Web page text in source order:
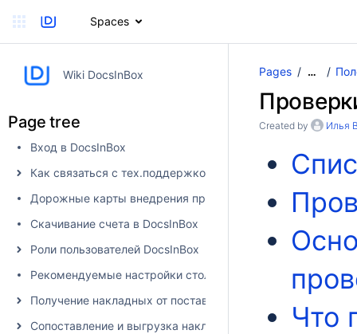
Spaces
Wiki DocsInBox
Page tree
Вход в DocsInBox
Как связаться с тех.поддержкой
Дорожные карты внедрения продуктов
Скачивание счета в DocsInBox
Роли пользователей DocsInBox
Рекомендуемые настройки столбцов
Получение накладных от поставщика в DocsInBox
Сопоставление и выгрузка накладных в учетную систему
Pages …
Created by Илья
Что